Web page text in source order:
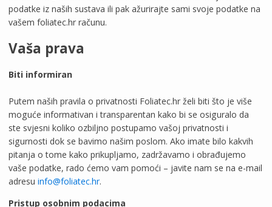
podatke iz naših sustava ili pak ažurirajte sami svoje podatke na
vašem foliatec.hr računu.
Vaša prava
Biti informiran
Putem naših pravila o privatnosti Foliatec.hr želi biti što je više
moguće informativan i transparentan kako bi se osiguralo da
ste svjesni koliko ozbiljno postupamo vašoj privatnosti i
sigurnosti dok se bavimo našim poslom. Ako imate bilo kakvih
pitanja o tome kako prikupljamo, zadržavamo i obrađujemo
vaše podatke, rado ćemo vam pomoći – javite nam se na e-mail
adresuinfo@foliatec.hr.
Pristup osobnim podacima